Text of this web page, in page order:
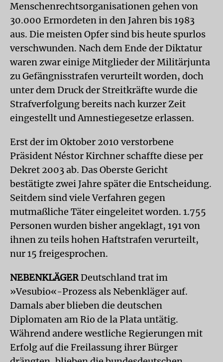
Menschenrechtsorganisationen gehen von
30.000 Ermordeten in den Jahren bis 1983
aus. Die meisten Opfer sind bis heute spurlos
verschwunden. Nach dem Ende der Diktatur
waren zwar einige Mitglieder der Militärjunta
zu Gefängnisstrafen verurteilt worden, doch
unter dem Druck der Streitkräfte wurde die
Strafverfolgung bereits nach kurzer Zeit
eingestellt und Amnestiegesetze erlassen.
Erst der im Oktober 2010 verstorbene
Präsident Néstor Kirchner schaffte diese per
Dekret 2003 ab. Das Oberste Gericht
bestätigte zwei Jahre später die Entscheidung.
Seitdem sind viele Verfahren gegen
mutmaßliche Täter eingeleitet worden. 1.755
Personen wurden bisher angeklagt, 191 von
ihnen zu teils hohen Haftstrafen verurteilt,
nur 15 freigesprochen.
NEBENKLÄGERDeutschland trat im
»Vesubio«-Prozess als Nebenkläger auf.
Damals aber blieben die deutschen
Diplomaten am Rio de la Plata untätig.
Während andere westliche Regierungen mit
Erfolg auf die Freilassung ihrer Bürger